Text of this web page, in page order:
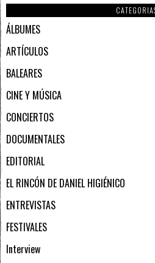
ÁLBUMES
ARTÍCULOS
BALEARES
CINE Y MÚSICA
CONCIERTOS
DOCUMENTALES
EDITORIAL
EL RINCÓN DE DANIEL HIGIÉNICO
ENTREVISTAS
FESTIVALES
Interview